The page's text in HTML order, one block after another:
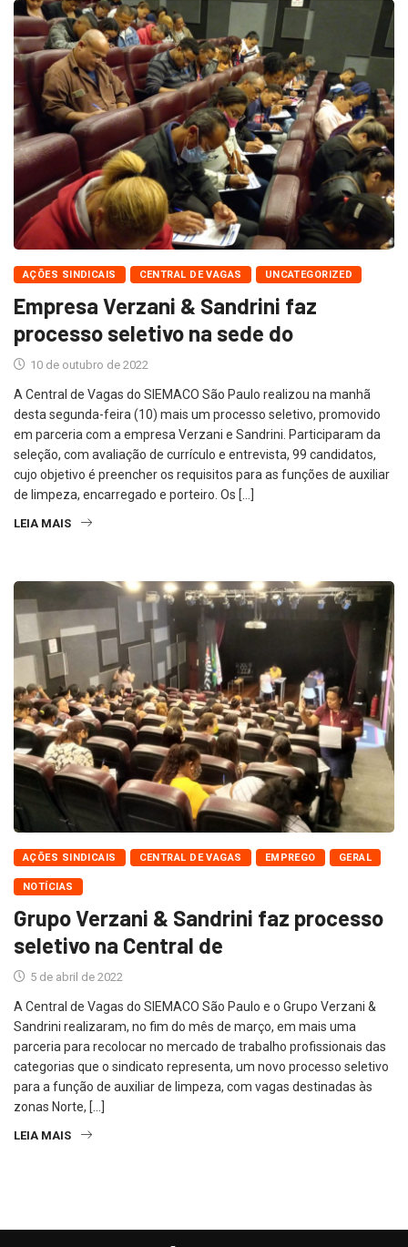
AÇÕES SINDICAIS CENTRAL DE VAGAS UNCATEGORIZED
Empresa Verzani & Sandrini faz
processo seletivo na sede do
10 de outubro de 2022
A Central de Vagas do SIEMACO São Paulo realizou na manhã
desta segunda-feira (10) mais um processo seletivo, promovido
em parceria com a empresa Verzani e Sandrini. Participaram da
seleção, com avaliação de currículo e entrevista, 99 candidatos,
cujo objetivo é preencher os requisitos para as funções de auxiliar
de limpeza, encarregado e porteiro. Os […]
LEIA MAIS
AÇÕES SINDICAIS CENTRAL DE VAGAS EMPREGO GERAL
NOTÍCIAS
Grupo Verzani & Sandrini faz processo
seletivo na Central de
5 de abril de 2022
A Central de Vagas do SIEMACO São Paulo e o Grupo Verzani &
Sandrini realizaram, no fim do mês de março, em mais uma
parceria para recolocar no mercado de trabalho profissionais das
categorias que o sindicato representa, um novo processo seletivo
para a função de auxiliar de limpeza, com vagas destinadas às
zonas Norte, […]
LEIA MAIS